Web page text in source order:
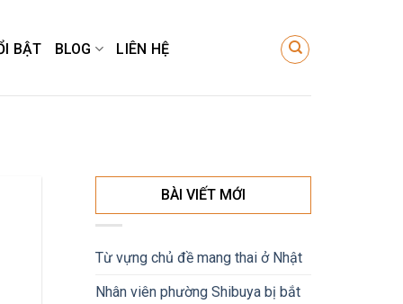
BẬT BLOG LIÊN HỆ
BÀI VIẾT MỚI
Từ vựng chủ đề mang thai ở Nhật
Nhân viên phường Shibuya bị bắt